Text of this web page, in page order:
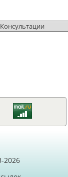
2026